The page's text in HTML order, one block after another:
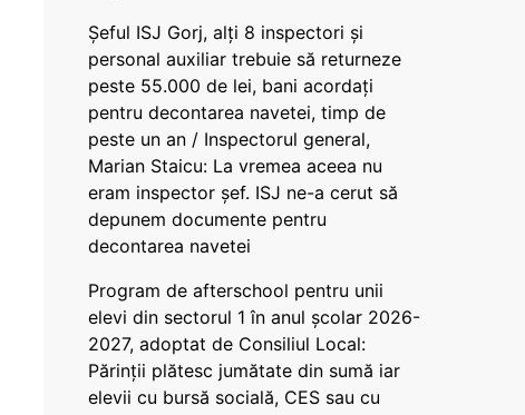
Șeful ISJ Gorj, alți 8 inspectori și
personal auxiliar trebuie să returneze
peste 55.000 de lei, bani acordați
pentru decontarea navetei, timp de
peste un an / Inspectorul general,
Marian Staicu: La vremea aceea nu
eram inspector șef. ISJ ne-a cerut să
depunem documente pentru
decontarea navetei
Program de afterschool pentru unii
elevi din sectorul 1 în anul școlar 2026-
2027, adoptat de Consiliul Local:
Părinții plătesc jumătate din sumă iar
elevii cu bursă socială, CES sau cu